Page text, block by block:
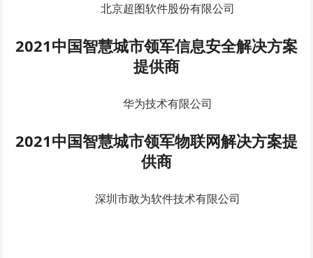
北京超图软件股份有限公司
2021中国智慧城市领军信息安全解决方案
提供商
华为技术有限公司
2021中国智慧城市领军物联网解决方案提
供商
深圳市敢为软件技术有限公司